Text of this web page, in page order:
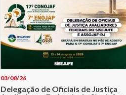
03/08/26
Delegação de Oficiais de Justiça